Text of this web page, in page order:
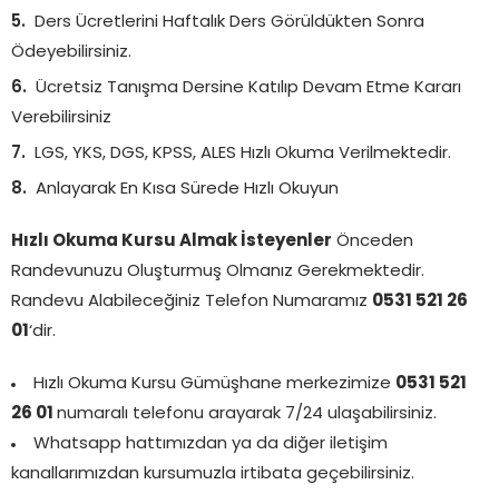
Ders Ücretlerini Haftalık Ders Görüldükten Sonra
Ödeyebilirsiniz.
Ücretsiz Tanışma Dersine Katılıp Devam Etme Kararı
Verebilirsiniz
LGS, YKS, DGS, KPSS, ALES Hızlı Okuma Verilmektedir.
Anlayarak En Kısa Sürede Hızlı Okuyun
Hızlı Okuma Kursu Almak İsteyenler Önceden
Randevunuzu Oluşturmuş Olmanız Gerekmektedir.
Randevu Alabileceğiniz Telefon Numaramız 0531 521 26
01 ‘dir.
Hızlı Okuma Kursu Gümüşhane merkezimize 0531 521
26 01 numaralı telefonu arayarak 7/24 ulaşabilirsiniz.
Whatsapp hattımızdan ya da diğer iletişim
kanallarımızdan kursumuzla irtibata geçebilirsiniz.